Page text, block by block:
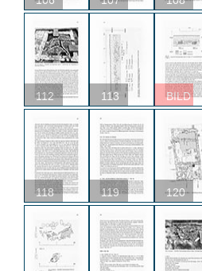
112 113 BILD
118 119 120